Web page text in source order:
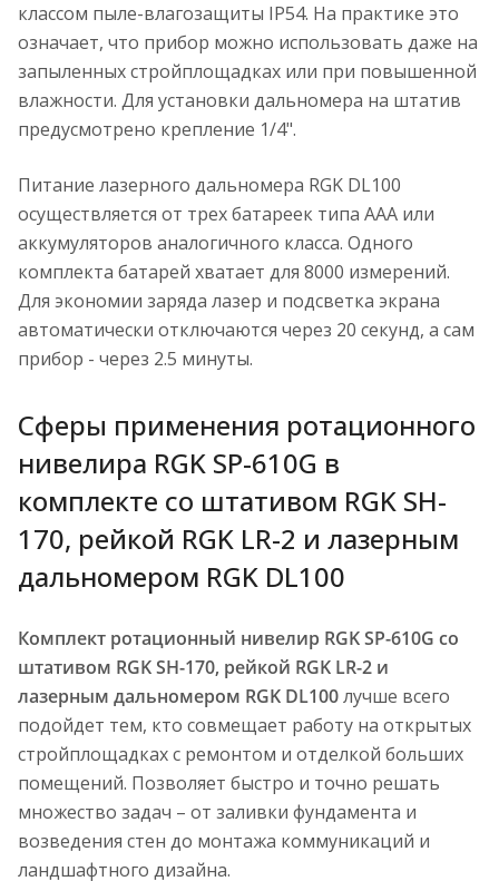
классом пыле-влагозащиты IP54. На практике это
означает, что прибор можно использовать даже на
запыленных стройплощадках или при повышенной
влажности. Для установки дальномера на штатив
предусмотрено крепление 1/4".
Питание лазерного дальномера RGK DL100
осуществляется от трех батареек типа ААА или
аккумуляторов аналогичного класса. Одного
комплекта батарей хватает для 8000 измерений.
Для экономии заряда лазер и подсветка экрана
автоматически отключаются через 20 секунд, а сам
прибор - через 2.5 минуты.
Сферы применения ротационного
нивелира RGK SP-610G в
комплекте со штативом RGK SH-
170, рейкой RGK LR-2 и лазерным
дальномером RGK DL100
Комплект ротационный нивелир RGK SP-610G со
штативом RGK SH-170, рейкой RGK LR-2 и
лазерным дальномером RGK DL100лучше всего
подойдет тем, кто совмещает работу на открытых
стройплощадках с ремонтом и отделкой больших
помещений. Позволяет быстро и точно решать
множество задач – от заливки фундамента и
возведения стен до монтажа коммуникаций и
ландшафтного дизайна.